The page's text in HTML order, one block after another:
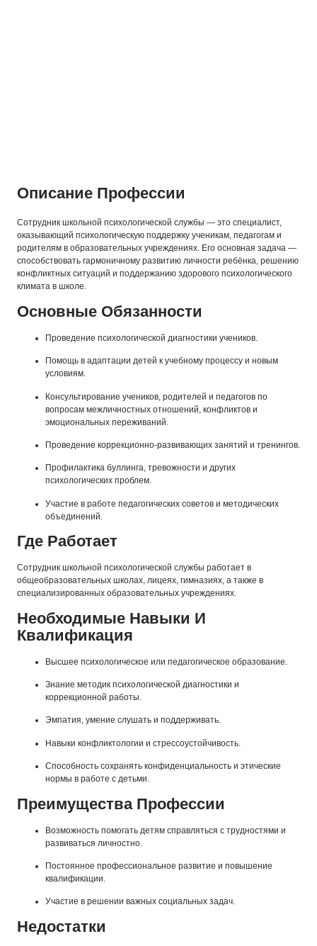
Описание Профессии
Сотрудник школьной психологической службы — это специалист,
оказывающий психологическую поддержку ученикам, педагогам и
родителям в образовательных учреждениях. Его основная задача —
способствовать гармоничному развитию личности ребёнка, решению
конфликтных ситуаций и поддержанию здорового психологического
климата в школе.
Основные Обязанности
Проведение психологической диагностики учеников.
Помощь в адаптации детей к учебному процессу и новым
условиям.
Консультирование учеников, родителей и педагогов по
вопросам межличностных отношений, конфликтов и
эмоциональных переживаний.
Проведение коррекционно-развивающих занятий и тренингов.
Профилактика буллинга, тревожности и других
психологических проблем.
Участие в работе педагогических советов и методических
объединений.
Где Работает
Сотрудник школьной психологической службы работает в
общеобразовательных школах, лицеях, гимназиях, а также в
специализированных образовательных учреждениях.
Необходимые Навыки И
Квалификация
Высшее психологическое или педагогическое образование.
Знание методик психологической диагностики и
коррекционной работы.
Эмпатия, умение слушать и поддерживать.
Навыки конфликтологии и стрессоустойчивость.
Способность сохранять конфиденциальность и этические
нормы в работе с детьми.
Преимущества Профессии
Возможность помогать детям справляться с трудностями и
развиваться личностно.
Постоянное профессиональное развитие и повышение
квалификации.
Участие в решении важных социальных задач.
Недостатки